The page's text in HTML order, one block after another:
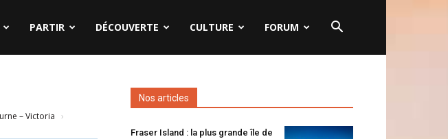
PARTIR DÉCOUVERTE CULTURE FORUM
– Victoria ›
Nos articles
Fraser Island : la plus grande île de